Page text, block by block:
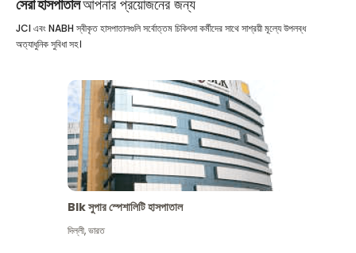
সেরা হাসপাতালআপনার প্রয়োজনের জন্য
JCI এবং NABH স্বীকৃত হাসপাতালগুলি সর্বোত্তম চিকিৎসা কর্মীদের সাথে সাশ্রয়ী মূল্যে উপলব্ধ
অত্যাধুনিক সুবিধা সহ।
Blk সুপার স্পেশালিটি হাসপাতাল
দিল্লী,ভারত